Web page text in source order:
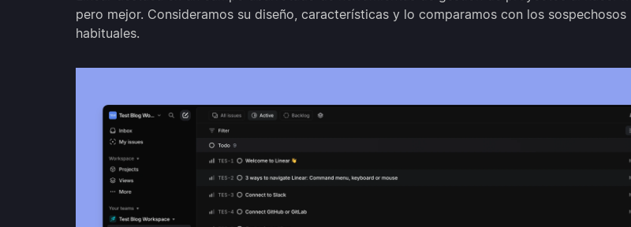
pero mejor. Consideramos su diseño, características y lo comparamos con los sospechosos
habituales.